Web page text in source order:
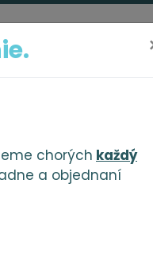
chorých každý
a objednaní